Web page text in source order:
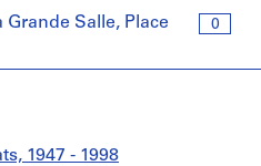
0
Grande Salle, Place
1947 - 1998